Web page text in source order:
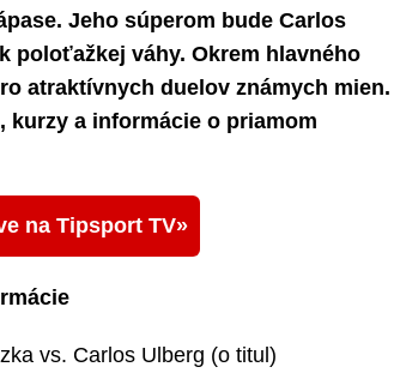
Jeho súperom bude Carlos
poloťažkej váhy. Okrem hlavného
atraktívnych duelov známych mien.
kurzy a informácie o priamom
na Tipsport TV
vs. Carlos Ulberg (o titul)